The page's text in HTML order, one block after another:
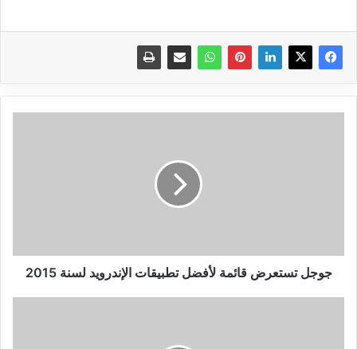
جوجل تستعرض قائمة لأفضل تطبيقات الإندرويد لسنة 2015